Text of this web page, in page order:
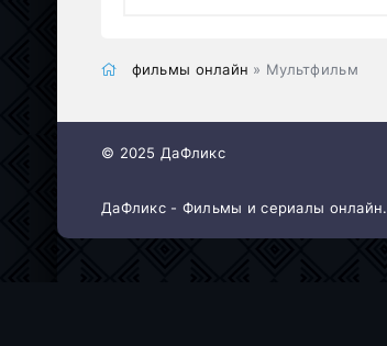
фильмы онлайн » Мультфильм
© 2025 ДаФликс
ДаФликс - Фильмы и сериалы онлайн.